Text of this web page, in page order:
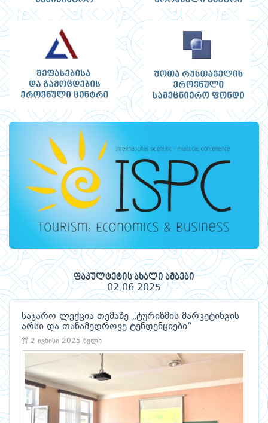
ფაკულტეტის ახალი ამბები
02.06.2025
საჯარო ლექცია თემაზე „ტურიზმის მარკეტინგის
არსი და თანამედროვე ტენდენციები“
2 ივნისი 2025 წელი